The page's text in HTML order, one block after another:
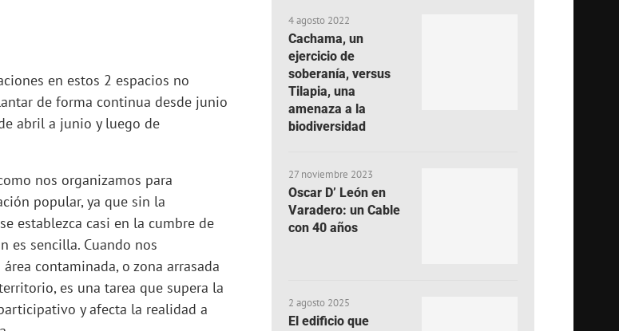
en estos 2 espacios no
de forma continua desde junio
abril a junio y luego de
nos organizamos para
popular, ya que sin la
establezca casi en la cumbre de
es sencilla. Cuando nos
contaminada, o zona arrasada
es una tarea que supera la
y afecta la realidad a
4 agosto 2022
Cachama, un
ejercicio de
soberanía, versus
Tilapia, una
amenaza a la
biodiversidad
27 noviembre 2023
Oscar D’ León en
Varadero: un Cable
con 40 años
2 agosto 2025
El edificio que